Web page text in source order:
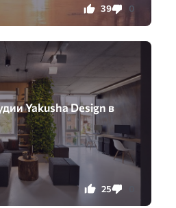
39 0
Yakusha Design в
25